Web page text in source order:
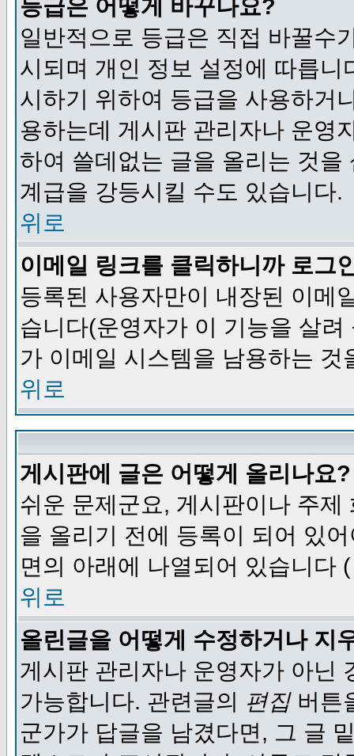
등급은 어떻게 바꾸나요?
일반적으로 등급은 직접 바꿀수
시되며 개인 정보 설정에 따릅
시하기 위하여 등급을 사용하거
용하는데 게시판 관리자나 운영
하여 쓸데없는 글을 올리는 것
계급을 강등시킬 수도 있습니다.
위로
이메일 링크를 클릭하니까 로그
등록된 사용자만이 내장된 이메
습니다(운영자가 이 기능을 살
가 이메일 시스템을 남용하는 것
위로
게시판에 글은 어떻게 올리나요?
쉬운 문제군요, 게시판이나 주
을 올리기 전에 등록이 되어 있
면의 아래에 나열되어 있습니다 (
위로
올린글을 어떻게 수정하거나 지
게시판 관리자나 운영자가 아닌
가능합니다. 관련글의 편집버튼
군가가 답글을 남겼다면, 그 글